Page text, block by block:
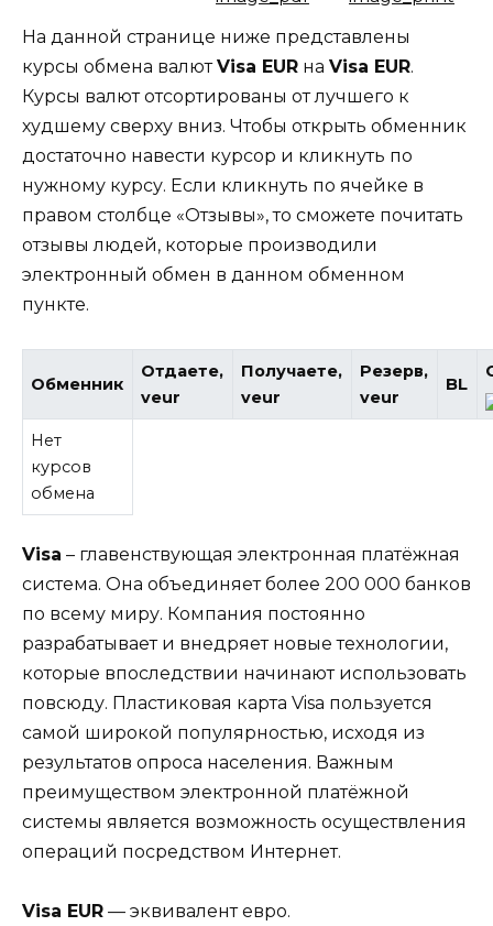
На данной странице ниже представлены
курсы обмена валютVisa EUR на Visa EUR.
Курсы валют отсортированы от лучшего к
худшему сверху вниз. Чтобы открыть обменник
достаточно навести курсор и кликнуть по
нужному курсу. Если кликнуть по ячейке в
правом столбце «Отзывы», то сможете почитать
отзывы людей, которые производили
электронный обмен в данном обменном
пункте.
Обменник
Отдаете,
veur
Получаете,
veur
Резерв,
veur
BL
Нет
курсов
обмена
Visa – главенствующая электронная платёжная
система. Она объединяет более 200 000 банков
по всему миру. Компания постоянно
разрабатывает и внедряет новые технологии,
которые впоследствии начинают использовать
повсюду. Пластиковая карта Visa пользуется
самой широкой популярностью, исходя из
результатов опроса населения. Важным
преимуществом электронной платёжной
системы является возможность осуществления
операций посредством Интернет.
Visa EUR — эквивалент евро.